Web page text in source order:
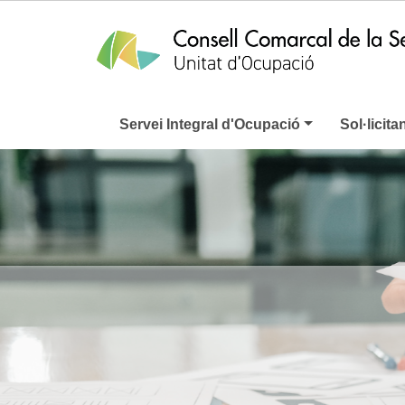
Servei Integral d'Ocupació